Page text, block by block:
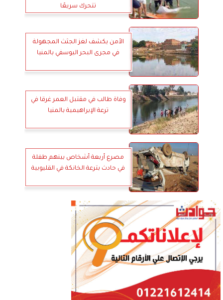
تتحرك سريعًا
الأمن يكشف لغز الجثث المجهولة
في مجرى البحر اليوسفي بالمنيا
وفاة طالب في مقتبل العمر غرقا في
ترعة الإبراهيمية بالمنيا
مصرع أربعة أشخاص بينهم طفلة
في حادث بترعة الخانكة في القليوبية